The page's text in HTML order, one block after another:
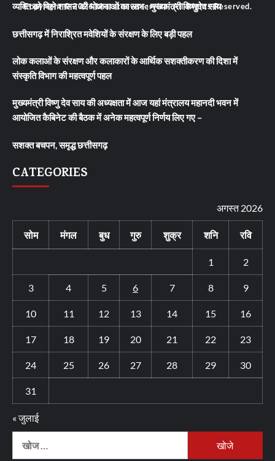
Copyright © 2026 bharatnewsservice. All Rights Reserved.
व्यक्ति को मिले शासन की योजनाओं का लाभ : मुख्यमंत्री विष्णुदेव साय
छत्तीसगढ़ में निराश्रित मवेशियों के संरक्षण के लिए बड़ी पहल
लोक कलाओं के संरक्षण और कलाकारों के आर्थिक सशक्तीकरण की दिशा में
संस्कृति विभाग की महत्वपूर्ण पहल
मुख्यमंत्री विष्णु देव साय की अध्यक्षता में आज यहां मंत्रालय महानदी भवन में
आयोजित कैबिनेट की बैठक में अनेक महत्वपूर्ण निर्णय लिए गए –
सशक्त बचपन, समृद्ध छत्तीसगढ़
CATEGORIES
अगस्त 2026
सोम मंगल बुध गुरु शुक्र शनि रवि
1 2
3 4 5 6 7 8 9
10 11 12 13 14 15 16
17 18 19 20 21 22 23
24 25 26 27 28 29 30
31
« जुलाई
निम्न